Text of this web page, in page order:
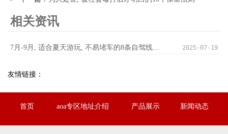
相关资讯
7月-9月, 适合夏天游玩, 不易堵车的8条自驾线路, 沿途风光绝了 2025-07-19
友情链接：
首页 aoa专区地址介绍 产品展示 新闻动态